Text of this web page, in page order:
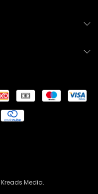
Kreads Media.